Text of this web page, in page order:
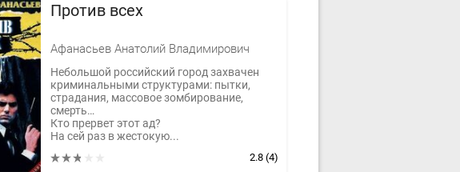
Против всех
Афанасьев Анатолий Владимирович
Небольшой российский город захвачен
криминальными структурами: пытки,
страдания, массовое зомбирование,
смерть…
Кто прервет этот ад?
На сей раз в жестокую...
2.8(4)